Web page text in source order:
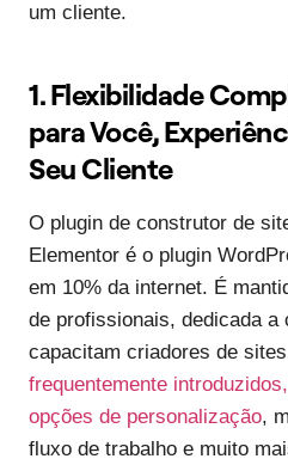
um cliente.
1. Flexibilidade
para Você,
Seu Cliente
O plugin de construtor de
Elementor é o plugin
em 10% da internet. É
de profissionais, dedicada a
capacitam criadores de
frequentemente
opções de personalização,
fluxo de trabalho e muito